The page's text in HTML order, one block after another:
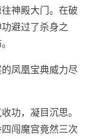
神殿大门。在破
避过了杀身之
凤凰宝典威力尽
功，凝目沉思。
闯魔宫竟然三次